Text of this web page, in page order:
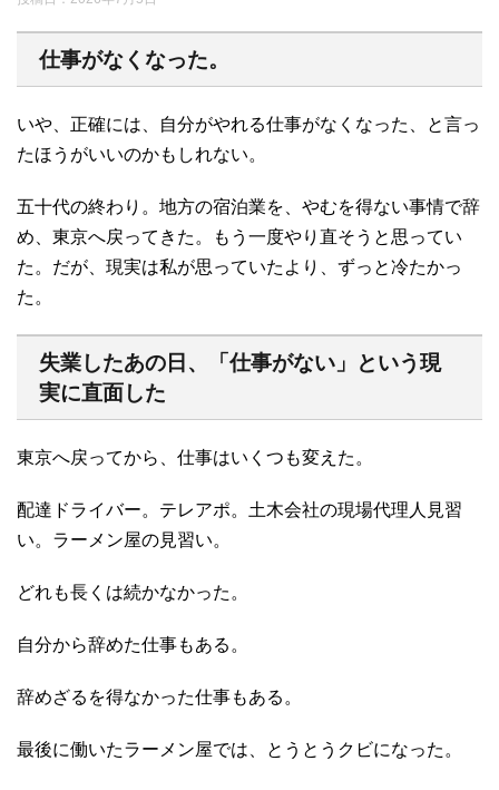
仕事がなくなった。
いや、正確には、自分がやれる仕事がなくなった、と言っ
たほうがいいのかもしれない。
五十代の終わり。地方の宿泊業を、やむを得ない事情で辞
め、東京へ戻ってきた。もう一度やり直そうと思ってい
た。だが、現実は私が思っていたより、ずっと冷たかっ
た。
失業したあの日、「仕事がない」という現
実に直面した
東京へ戻ってから、仕事はいくつも変えた。
配達ドライバー。テレアポ。土木会社の現場代理人見習
い。ラーメン屋の見習い。
どれも長くは続かなかった。
自分から辞めた仕事もある。
辞めざるを得なかった仕事もある。
最後に働いたラーメン屋では、とうとうクビになった。